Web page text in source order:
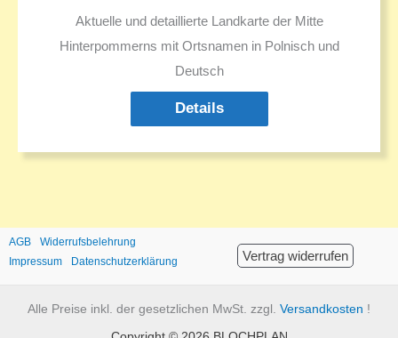
Aktuelle und detaillierte Landkarte der Mitte
Hinterpommerns mit Ortsnamen in Polnisch und
Deutsch
Details
AGB
Widerrufsbelehrung
Impressum
Datenschutzerklärung Vertrag widerrufen
Alle Preise inkl. der gesetzlichen MwSt. zzgl. Versandkosten !